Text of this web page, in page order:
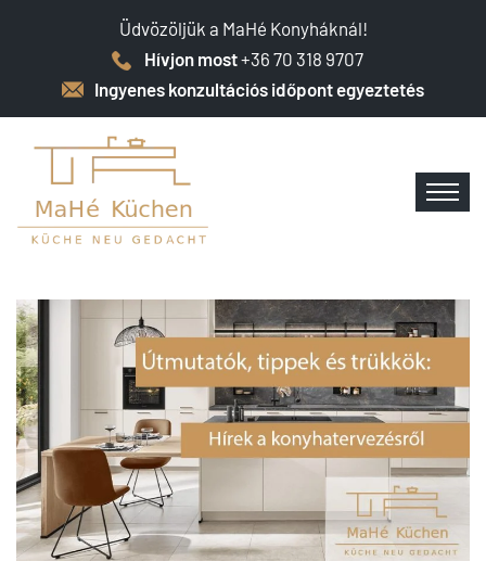
Üdvözöljük a MaHé Konyháknál!
Hívjon most+36 70 318 9707
Ingyenes konzultációs időpont egyeztetés